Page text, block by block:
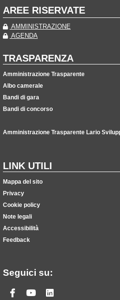
AREE RISERVATE
AMMINISTRAZIONE
AGENDA
TRASPARENZA
Amministrazione Trasparente
Albo camerale
Bandi di gara
Bandi di concorso
Amministrazione Trasparente Lario
LINK UTILI
Mappa del sito
Privacy
Cookie policy
Note legali
Accessibilità
Feedback
Seguici su:
Facebook
Youtube